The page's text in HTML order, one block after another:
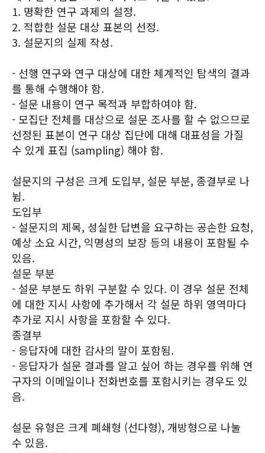
1. 명확한 연구 과제의 설정.
2. 적합한 설문 대상 표본의 선정.
3. 설문지의 실제 작성.
- 선행 연구와 연구 대상에 대한 체계적인 탐색의 결과
를 통해 수행해야 함.
- 설문 내용이 연구 목적과 부합하여야 함.
- 모집단 전체를 대상으로 설문 조사를 할 수 없으므로
선정된 표본이 연구 대상 집단에 대해 대표성을 가질
수 있게 표집 (sampling) 해야 함.
설문지의 구성은 크게 도입부, 설문 부분, 종결부로 나
뉨.
도입부
- 설문지의 제목, 성실한 답변을 요구하는 공손한 요청,
예상 소요 시간, 익명성의 보장 등의 내용이 포함될 수
있음.
설문 부분
- 설문 부분도 하위 구분할 수 있다. 이 경우 설문 전체
에 대한 지시 사항에 추가해서 각 설문 하위 영역마다
추가로 지시 사항을 포함할 수 있다.
종결부
- 응답자에 대한 감사의 말이 포함됨.
- 응답자가 설문 결과를 알고 싶어 하는 경우를 위해 연
구자의 이메일이나 전화번호를 포함시키는 경우도 있
음.
설문 유형은 크게 폐쇄형 (선다형), 개방형으로 나눌
수 있음.